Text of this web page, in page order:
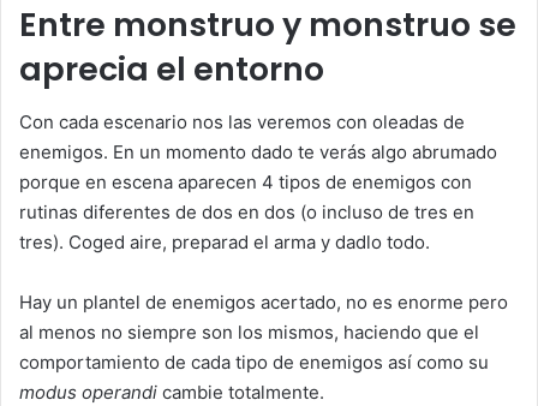
Entre monstruo y monstruo se
aprecia el entorno
Con cada escenario nos las veremos con oleadas de
enemigos. En un momento dado te verás algo abrumado
porque en escena aparecen 4 tipos de enemigos con
rutinas diferentes de dos en dos (o incluso de tres en
tres). Coged aire, preparad el arma y dadlo todo.
Hay un plantel de enemigos acertado, no es enorme pero
al menos no siempre son los mismos, haciendo que el
comportamiento de cada tipo de enemigos así como su
modus operandi cambie totalmente.